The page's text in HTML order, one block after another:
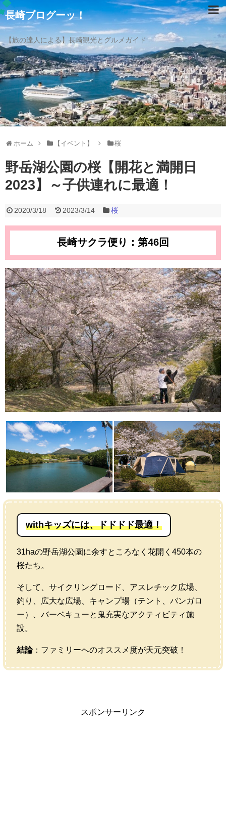
長崎ブログーッ！
【旅の達人による】長崎観光とグルメガイド
ホーム 【イベント】 桜
野岳湖公園の桜【開花と満開日
2023】～子供連れに最適！
2020/3/18 2023/3/14 桜
長崎サクラ便り：第46回
withキッズには、ドドドド最適！
31haの野岳湖公園に余すところなく花開く450本の
桜たち。
そして、サイクリングロード、アスレチック広場、
釣り、広大な広場、キャンプ場（テント、バンガロ
ー）、バーベキューと鬼充実なアクティビティ施
設。
結論：ファミリーへのオススメ度が天元突破！
スポンサーリンク